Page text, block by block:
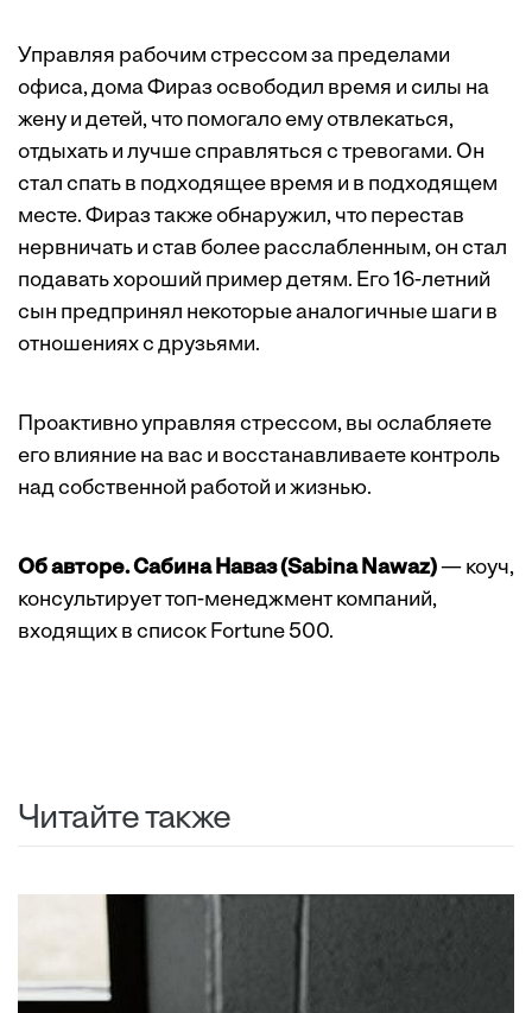
Управляя рабочим стрессом за пределами
офиса, дома Фираз освободил время и силы на
жену и детей, что помогало ему отвлекаться,
отдыхать и лучше справляться с тревогами. Он
стал спать в подходящее время и в подходящем
месте. Фираз также обнаружил, что перестав
нервничать и став более расслабленным, он стал
подавать хороший пример детям. Его 16-летний
сын предпринял некоторые аналогичные шаги в
отношениях с друзьями.
Проактивно управляя стрессом, вы ослабляете
его влияние на вас и восстанавливаете контроль
над собственной работой и жизнью.
Об авторе. Сабина Наваз (Sabina Nawaz)— коуч,
консультирует топ-менеджмент компаний,
входящих в список Fortune 500.
Читайте также